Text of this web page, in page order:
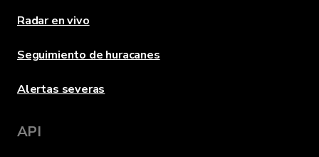
Radar en vivo
Seguimiento de huracanes
Alertas severas
API